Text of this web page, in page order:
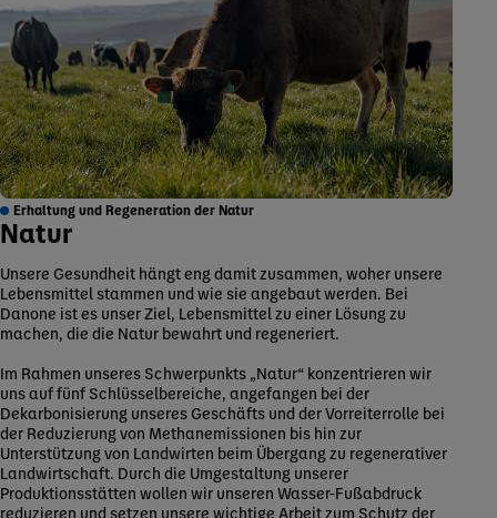
Erhaltung und Regeneration der Natur
Natur
Unsere Gesundheit hängt eng damit zusammen, woher unsere
Lebensmittel stammen und wie sie angebaut werden. Bei
Danone ist es unser Ziel, Lebensmittel zu einer Lösung zu
machen, die die Natur bewahrt und regeneriert.
Im Rahmen unseres Schwerpunkts „Natur“ konzentrieren wir
uns auf fünf Schlüsselbereiche, angefangen bei der
Dekarbonisierung unseres Geschäfts und der Vorreiterrolle bei
der Reduzierung von Methanemissionen bis hin zur
Unterstützung von Landwirten beim Übergang zu regenerativer
Landwirtschaft. Durch die Umgestaltung unserer
Produktionsstätten wollen wir unseren Wasser-Fußabdruck
reduzieren und setzen unsere wichtige Arbeit zum Schutz der